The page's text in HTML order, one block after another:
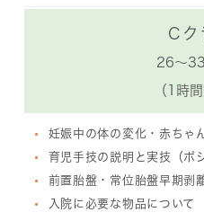
Cク
26～
（1時
妊娠中の体の変化・赤ちゃ
育児手技の説明と実技（ポ
前置胎盤・常位胎盤早期剥
入院に必要な物品について